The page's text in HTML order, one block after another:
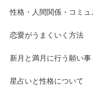
性格・人間関係・コミ
恋愛がうまくいく方法
新月と満月に行う願い事
星占いと性格について